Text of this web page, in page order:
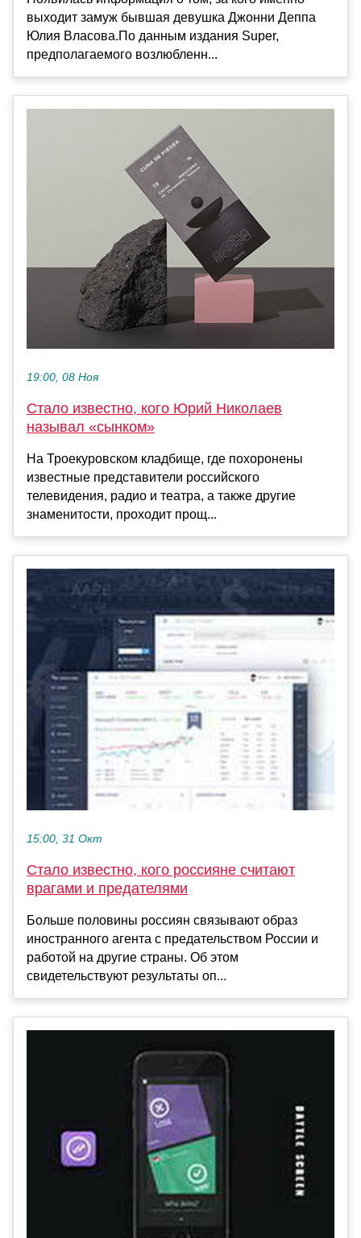
выходит замуж бывшая девушка Джонни Деппа
Юлия Власова.По данным издания Super,
предполагаемого возлюбленн...
19:00, 08 Ноя
Стало известно, кого Юрий Николаев
называл «сынком»
На Троекуровском кладбище, где похоронены
известные представители российского
телевидения, радио и театра, а также другие
знаменитости, проходит прощ...
15:00, 31 Окт
Стало известно, кого россияне считают
врагами и предателями
Больше половины россиян связывают образ
иностранного агента с предательством России и
работой на другие страны. Об этом
свидетельствуют результаты оп...